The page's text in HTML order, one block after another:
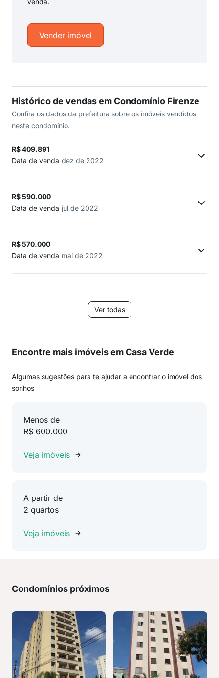
venda.
Vender imóvel
Histórico de vendas em Condomínio Firenze
Confira os dados da prefeitura sobre os imóveis vendidos
neste condomínio.
R$ 409.891
Data de venda dez de 2022
R$ 590.000
Data de venda jul de 2022
R$ 570.000
Data de venda mai de 2022
Ver todas
Encontre mais imóveis em Casa Verde
Algumas sugestões para te ajudar a encontrar o imóvel dos
sonhos
Menos de
R$ 600.000
Veja imóveis
A partir de
2 quartos
Veja imóveis
Condomínios próximos